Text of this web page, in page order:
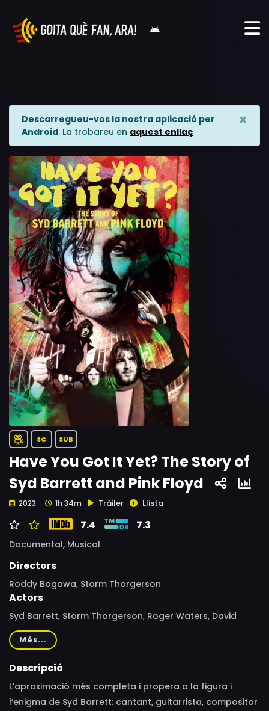
Descarregueu-vos la nostra aplicació per
Android. La trobareu en aquest enllaç
×
SC SUB
Have You Got It Yet? The Story of
Syd Barrett and Pink Floyd
2023 1h 34m Tràiler Llista
7.4 7.3
Documental, Musical
Directors
Roddy Bogawa, Storm Thorgerson
Actors
Syd Barrett, Storm Thorgerson, Roger Waters, David
Gilmour, Nick Mason, Richard Wright, Noel Fielding, Tom
Stoppard, Pete Townshend, Graham Coxon, Andrew
VanWyngarden, Mick Rock, Rosemary Breen
Més...
Descripció
L’aproximació més completa i propera a la figura i
l’enigma de Syd Barrett: cantant, guitarrista, compositor